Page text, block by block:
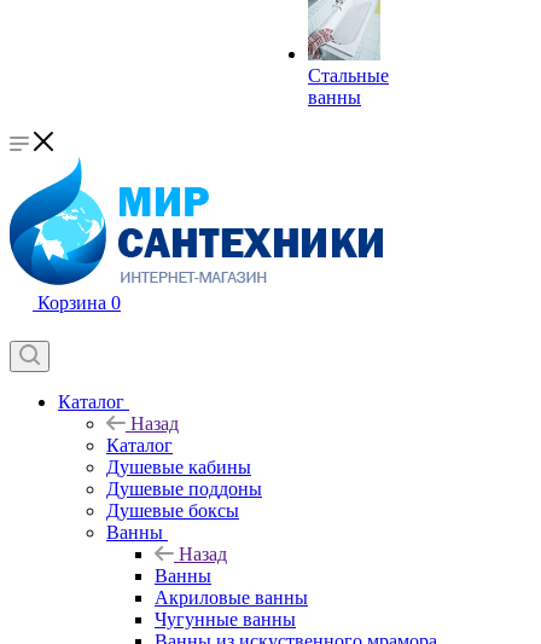
Стальные
ванны
Корзина 0
Каталог
Назад
Каталог
Душевые кабины
Душевые поддоны
Душевые боксы
Ванны
Назад
Ванны
Акриловые ванны
Чугунные ванны